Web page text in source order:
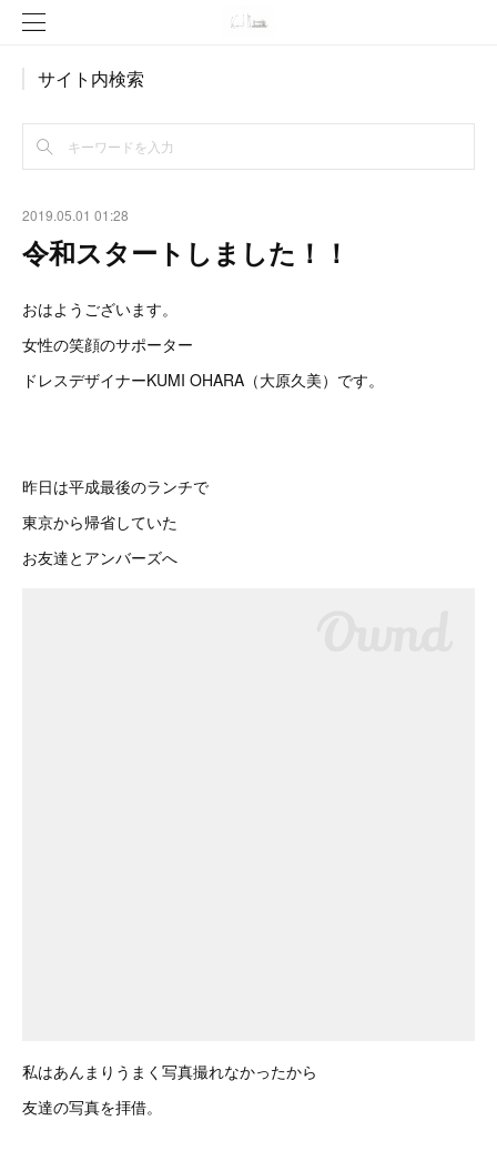
サイト内検索
2019.05.01 01:28
令和スタートしました！！
おはようございます。
女性の笑顔のサポーター
ドレスデザイナーKUMI OHARA（大原久美）です。
昨日は平成最後のランチで
東京から帰省していた
お友達とアンバーズへ
私はあんまりうまく写真撮れなかったから
友達の写真を拝借。